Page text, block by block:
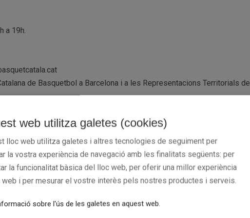
a 19h.
de Basquetbol a Barcelona i a les Representacions Territorials de
Guipúscoa, 27, planta baixa – Barcelona)
Girona)
– Lleida)
sort us acompanyi!
web utilitza galetes (cookies)
lloc web utilitza galetes i altres tecnologies de seguiment per
la vostra experiència de navegació amb les finalitats següents: per
la funcionalitat bàsica del lloc web, per oferir una millor experiència
web i per mesurar el vostre interès pels nostres productes i serveis.
sobre l'ús de les galetes en aquest web.